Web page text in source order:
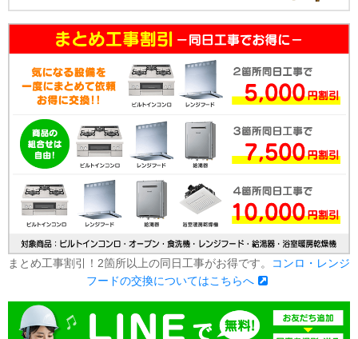
まとめ工事割引！2箇所以上の同日工事がお得です。
コンロ・レンジ
フードの交換についてはこちらへ